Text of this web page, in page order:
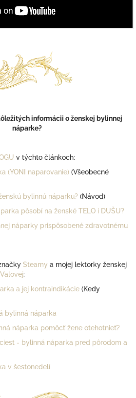
informácii o ženskej bylinnej
náparke?
v týchto článkoch:
(YONI naparovanie) (Všeobecné
bylinnú náparku? (Návod)
pôsobí na ženské TELO i DUŠU?
náparky prispôsobené zdravotnému
Steamy a mojej lektorky ženskej
:
a jej kontraindikácie (Kedy
bylinná náparka
náparka pomôcť žene otehotnieť?
- bylinná náparka pred pôrodom a
v šestonedelí